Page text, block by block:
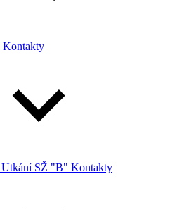
Kontakty
Utkání SŽ "B" Kontakty